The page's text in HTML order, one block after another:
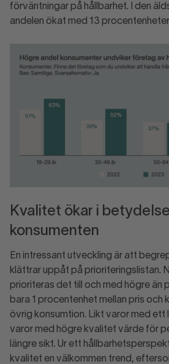
förväntningar på hållbarhet. I den
andelen ökat med 13
Kvalitet ökar i
konsumenten
En intressant utveckling är att
klättrar uppåt på prioriteringslistan.
prioriteras det till och med högre än
bara 1 procentenhet mellan pris och
övrig konsumtion. Likt varor med ett
varor med högre kvalitet värde för
längre sikt. Ur ett
kvalitet en välkommen trend,